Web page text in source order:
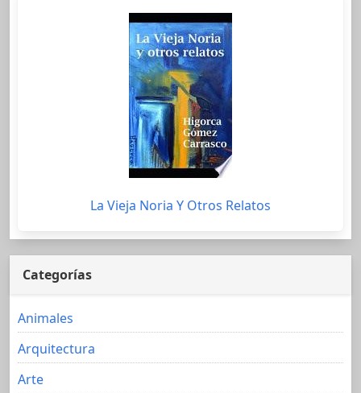
La Vieja Noria Y Otros Relatos
Categorías
Animales
Arquitectura
Arte